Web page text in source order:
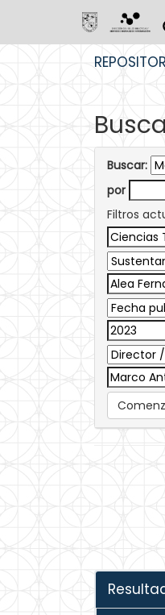
Buscar:
por
Filtros